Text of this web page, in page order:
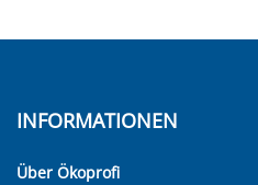
INFORMATIONEN
Über Ökoprofi